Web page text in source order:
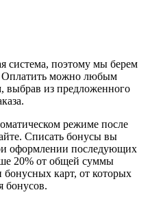
система, поэтому мы берем
Оплатить можно любым
выбрав из предложенного
режиме после
Списать бонусы вы
оформлении последующих
20% от общей суммы
бонусных карт, от которых
бонусов.